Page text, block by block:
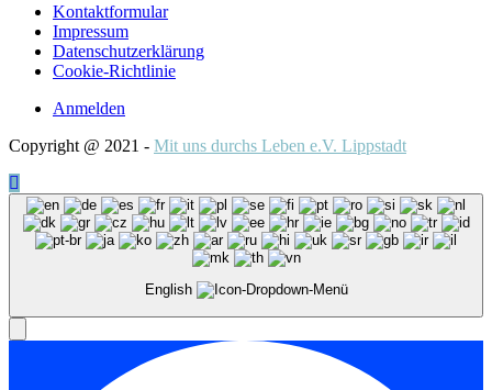
Kontaktformular
Impressum
Datenschutzerklärung
Cookie-Richtlinie
Anmelden
Copyright @ 2021 - Mit uns durchs Leben e.V. Lippstadt
English